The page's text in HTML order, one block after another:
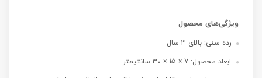
ویژگی‌های محصول
رده سنی: بالای 3 سال
ابعاد محصول: 7 × 15 × 30 سانتیمتر